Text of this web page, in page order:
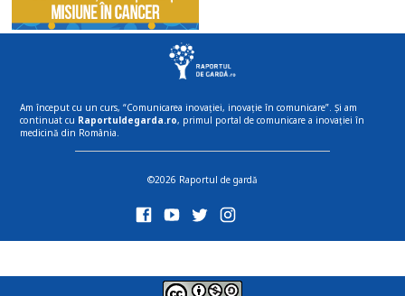
Am început cu un curs, “Comunicarea inovației, inovație în comunicare”. Și am
continuat cu Raportuldegarda.ro, primul portal de comunicare a inovației în
medicină din România.
©2026 Raportul de gardă